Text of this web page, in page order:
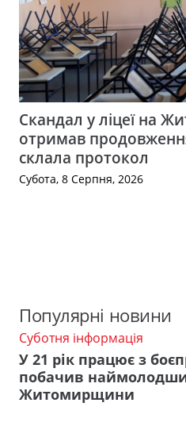
Скандал у ліцеї на
отримав
склала протокол
Субота, 8 Серпня, 2026
Популярні новини
Суботня інформація
У 21 рік працює з
побачив
Житомирщини